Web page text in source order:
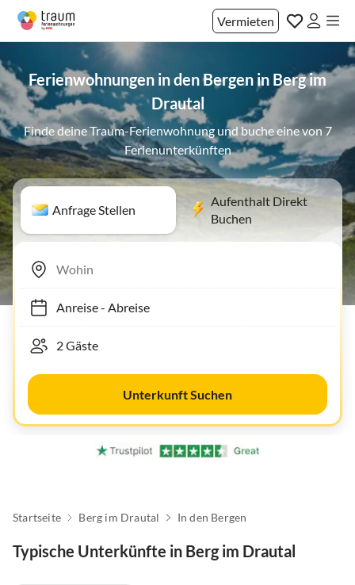
Vermieten
Ferienwohnungen in den Bergen in Berg im
Drautal
Finde deine Traum-Ferienwohnung und buche eine von 7
Ferienunterkünften
Anfrage Stellen
Aufenthalt Direkt
Buchen
Anreise- Abreise
Unterkunft Suchen
Startseite Berg im Drautal In den Bergen
Typische Unterkünfte in Berg im Drautal